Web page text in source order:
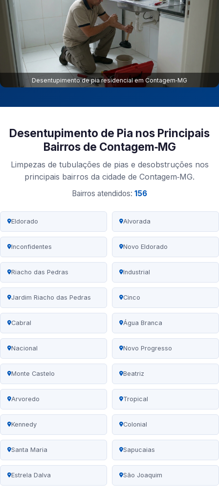
Desentupimento de pia residencial em Contagem‑MG
Desentupimento de Pia nos Principais
Bairros de Contagem‑MG
Limpezas de tubulações de pias e desobstruções nos
principais bairros da cidade de Contagem‑MG.
Bairros atendidos: 156
Eldorado Alvorada
Inconfidentes Novo Eldorado
Riacho das Pedras Industrial
Jardim Riacho das Pedras Cinco
Cabral Água Branca
Nacional Novo Progresso
Monte Castelo Beatriz
Arvoredo Tropical
Kennedy Colonial
Santa Maria Sapucaias
Estrela Dalva São Joaquim